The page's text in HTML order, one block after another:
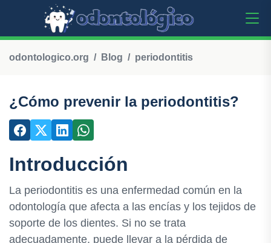
odontologico.org Blog periodontitis
¿Cómo prevenir la periodontitis?
Introducción
La periodontitis es una enfermedad común en la
odontología que afecta a las encías y los tejidos de
soporte de los dientes. Si no se trata
adecuadamente, puede llevar a la pérdida de